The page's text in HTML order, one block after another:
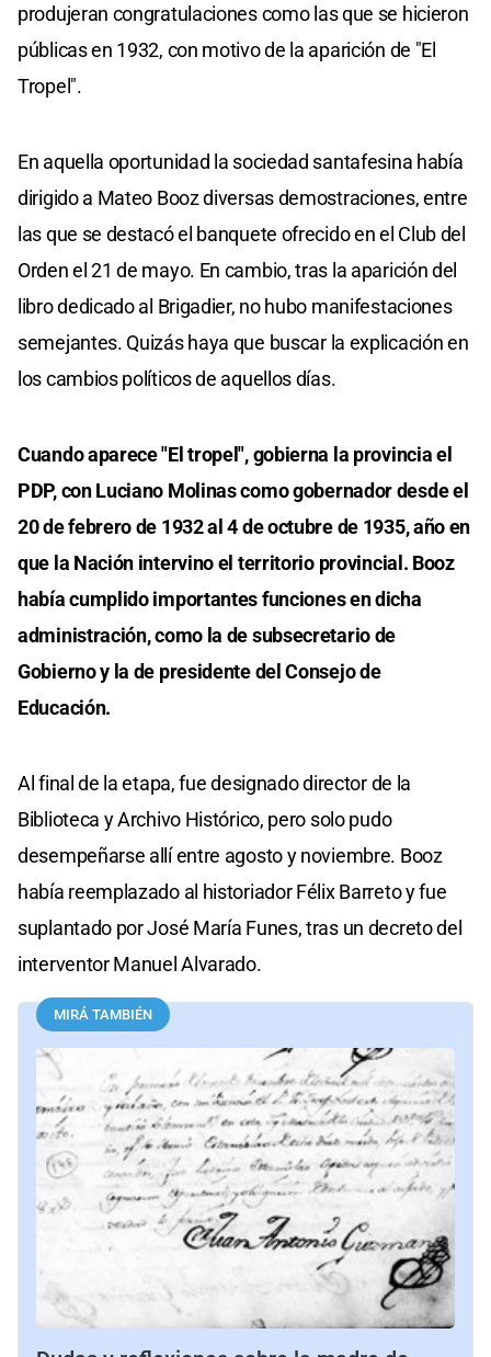
produjeran congratulaciones como las que se hicieron
públicas en 1932, con motivo de la aparición de "El
Tropel".
En aquella oportunidad la sociedad santafesina había
dirigido a Mateo Booz diversas demostraciones, entre
las que se destacó el banquete ofrecido en el Club del
Orden el 21 de mayo. En cambio, tras la aparición del
libro dedicado al Brigadier, no hubo manifestaciones
semejantes. Quizás haya que buscar la explicación en
los cambios políticos de aquellos días.
Cuando aparece "El tropel", gobierna la provincia el
PDP, con Luciano Molinas como gobernador desde el
20 de febrero de 1932 al 4 de octubre de 1935, año en
que la Nación intervino el territorio provincial. Booz
había cumplido importantes funciones en dicha
administración, como la de subsecretario de
Gobierno y la de presidente del Consejo de
Educación.
Al final de la etapa, fue designado director de la
Biblioteca y Archivo Histórico, pero solo pudo
desempeñarse allí entre agosto y noviembre. Booz
había reemplazado al historiador Félix Barreto y fue
suplantado por José María Funes, tras un decreto del
interventor Manuel Alvarado.
MIRÁ TAMBIÉN